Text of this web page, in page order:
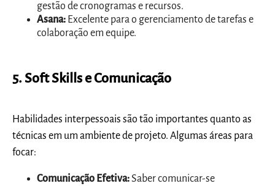
gestão de cronogramas e recursos.
Asana: Excelente para o gerenciamento de tarefas e
colaboração em equipe.
5. Soft Skills e Comunicação
Habilidades interpessoais são tão importantes quanto as
técnicas em um ambiente de projeto. Algumas áreas para
focar:
Comunicação Efetiva:Saber comunicar-se